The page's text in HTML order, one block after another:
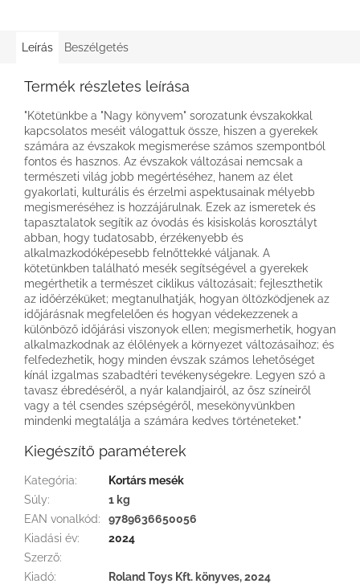
Leírás Beszélgetés
Termék részletes leírása
"Kötetünkbe a "Nagy könyvem" sorozatunk évszakokkal
kapcsolatos meséit válogattuk össze, hiszen a gyerekek
számára az évszakok megismerése számos szempontból
fontos és hasznos. Az évszakok változásai nemcsak a
természeti világ jobb megértéséhez, hanem az élet
gyakorlati, kulturális és érzelmi aspektusainak mélyebb
megismeréséhez is hozzájárulnak. Ezek az ismeretek és
tapasztalatok segítik az óvodás és kisiskolás korosztályt
abban, hogy tudatosabb, érzékenyebb és
alkalmazkodóképesebb felnőttekké váljanak. A
kötetünkben található mesék segítségével a gyerekek
megérthetik a természet ciklikus változásait; fejleszthetik
az időérzéküket; megtanulhatják, hogyan öltözködjenek az
időjárásnak megfelelően és hogyan védekezzenek a
különböző időjárási viszonyok ellen; megismerhetik, hogyan
alkalmazkodnak az élőlények a környezet változásaihoz; és
felfedezhetik, hogy minden évszak számos lehetőséget
kínál izgalmas szabadtéri tevékenységekre. Legyen szó a
tavasz ébredéséről, a nyár kalandjairól, az ősz színeiről
vagy a tél csendes szépségéről, mesekönyvünkben
mindenki megtalálja a számára kedves történeteket."
Kiegészítő paraméterek
Kategória:
Kortárs mesék
Súly:
1 kg
EAN vonalkód:
9789636650056
Kiadási év:
2024
Szerző:
Kiadó:
Roland Toys Kft. könyves, 2024